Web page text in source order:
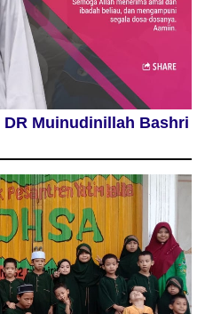
Muinudinillah Bashri